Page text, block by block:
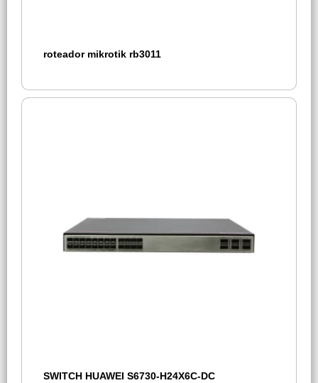
roteador mikrotik rb3011
SWITCH HUAWEI S6730-H24X6C-DC